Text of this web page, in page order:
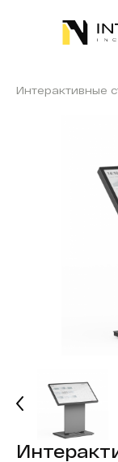
Интерактивные